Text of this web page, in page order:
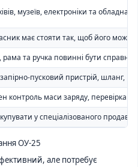
музеїв, електроніки та
має стояти так, щоб його
рама та ручка повинні бути
пусковий пристрій, шланг,
контроль маси заряду, перевірка
у спеціалізованого
ОУ-25
але потребує